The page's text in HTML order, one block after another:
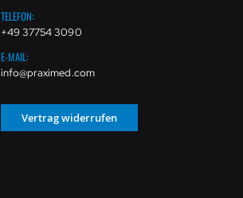
TELEFON:
+49 37754 3090
E-MAIL:
info@praximed.com
Vertrag widerrufen